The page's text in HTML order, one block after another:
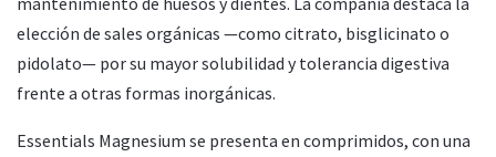
elección de sales orgánicas —como citrato, bisglicinato o
pidolato— por su mayor solubilidad y tolerancia digestiva
frente a otras formas inorgánicas.
Essentials Magnesium se presenta en comprimidos, con una